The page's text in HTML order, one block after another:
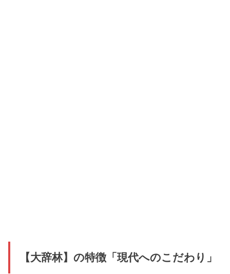
【大辞林】の特徴「現代へのこだわり」